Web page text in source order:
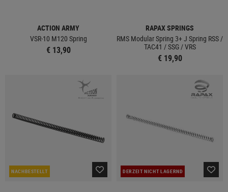
ACTION ARMY
VSR-10 M120 Spring
€ 13,90
RAPAX SPRINGS
RMS Modular Spring 3+ J Spring RSS /
TAC41 / SSG / VRS
€ 19,90
NACHBESTELLT DERZEIT NICHT LAGERND